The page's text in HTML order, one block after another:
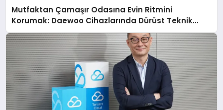
Mutfaktan Çamaşır Odasına Evin Ritmini
Korumak: Daewoo Cihazlarında Dürüst Teknik
Destek Deneyimi